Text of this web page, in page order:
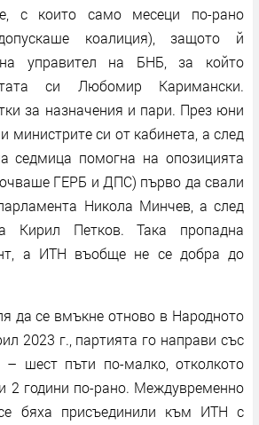
с които само месеци по-рано
коалиция), защото й
управител на БНБ, за който
си Любомир Каримански.
за назначения и пари. През юни
министрите си от кабинета, а след
седмица помогна на опозицията
ГЕРБ и ДПС) първо да свали
Никола Минчев, а след
Кирил Петков. Така пропадна
а ИТН въобще не се добра до
да се вмъкне отново в Народното
2023 г., партията го направи със
– шест пъти по-малко, отколкото
2 години по-рано. Междувременно
бяха присъединили към ИТН с